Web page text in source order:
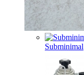
Subminimal